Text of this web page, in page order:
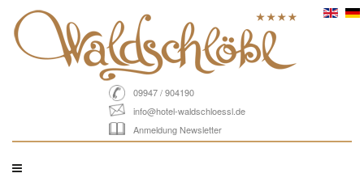
09947 / 904190
info@hotel-waldschloessl.de
Anmeldung Newsletter